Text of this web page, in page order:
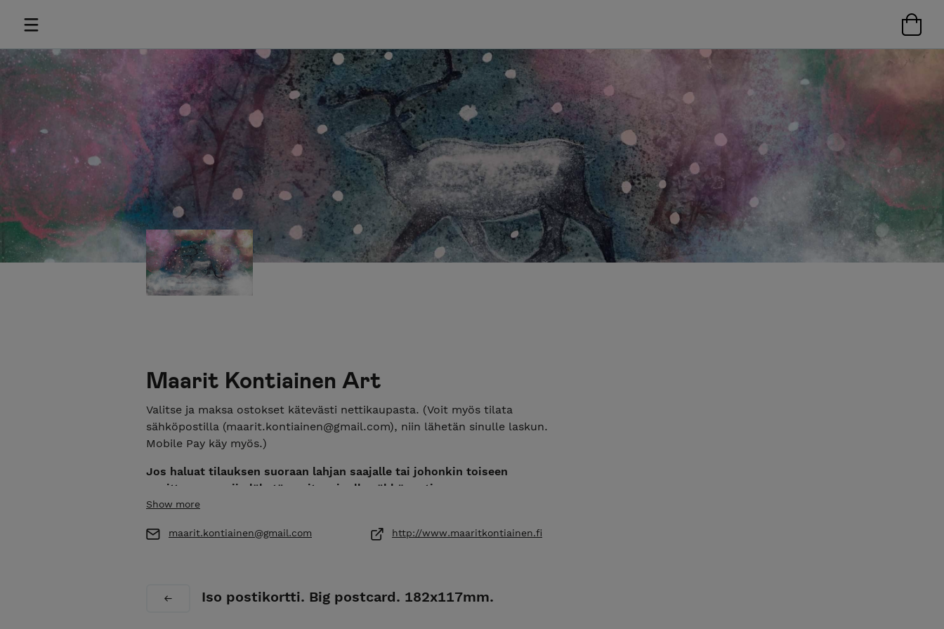
Maarit Kontiainen Art
Valitse ja maksa ostokset kätevästi nettikaupasta. (Voit myös tilata
sähköpostilla (maarit.kontiainen@gmail.com), niin lähetän sinulle laskun.
Mobile Pay käy myös.)
Jos haluat tilauksen suoraan lahjan saajalle tai johonkin toiseen
osoitteeseen, niin lähetä osoite minulle sähköpostissa:
maarit.kontiainen@gmail.com
"Eläimet ja luonto ovat minulle rakkaat." Saatavilla originaaligrafiikastani
työskentelee nykyisin Levillä, Lapissa. Jos haluat tilata suuremman määrän,
Show more
maarit.kontiainen@gmail.com http://www.maaritkontiainen.fi
Iso postikortti. Big postcard. 182x117mm.